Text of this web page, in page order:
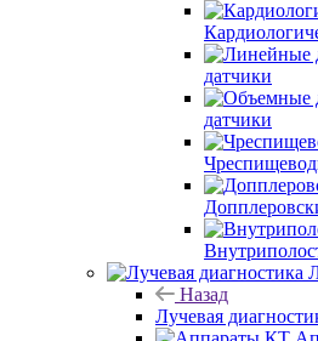
датчики
датчики
Назад
Лучевая